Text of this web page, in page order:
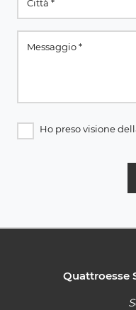
Ho preso visione
Quattroesse